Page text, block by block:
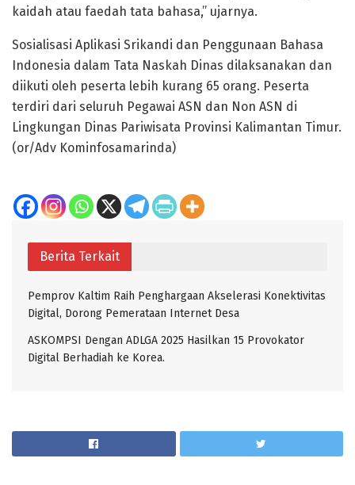
kaidah atau faedah tata bahasa,” ujarnya.
Sosialisasi Aplikasi Srikandi dan Penggunaan Bahasa
Indonesia dalam Tata Naskah Dinas dilaksanakan dan
diikuti oleh peserta lebih kurang 65 orang. Peserta
terdiri dari seluruh Pegawai ASN dan Non ASN di
Lingkungan Dinas Pariwisata Provinsi Kalimantan Timur.
(or/Adv Kominfosamarinda)
Berita Terkait
Pemprov Kaltim Raih Penghargaan Akselerasi Konektivitas
Digital, Dorong Pemerataan Internet Desa
ASKOMPSI Dengan ADLGA 2025 Hasilkan 15 Provokator
Digital Berhadiah ke Korea.